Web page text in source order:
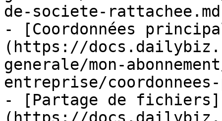
de-societe-
- [Coordonnées
(https://
generale/mon-
entreprise/
- [Partage de fichiers]